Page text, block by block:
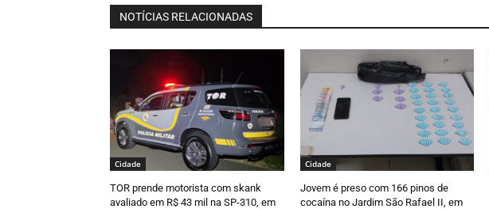
NOTÍCIAS RELACIONADAS
Cidade
TOR prende motorista com skank
avaliado em R$ 43 mil na SP-310, em
Cidade
Jovem é preso com 166 pinos de
cocaína no Jardim São Rafael II, em